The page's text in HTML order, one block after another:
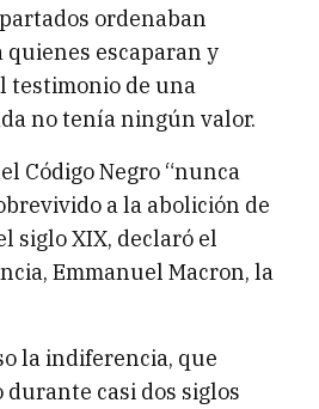
ordenaban
escaparan y
testimonio de una
no tenía ningún valor.
Código Negro “nunca
a la abolición de
siglo XIX, declaró el
Emmanuel Macron, la
la indiferencia, que
casi dos siglos